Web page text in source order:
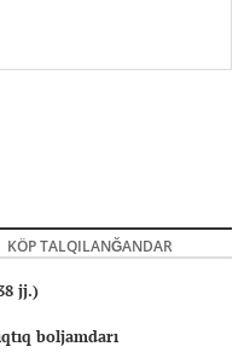
KÖP TALQILANĞANDAR
jj.)
boljamdarı